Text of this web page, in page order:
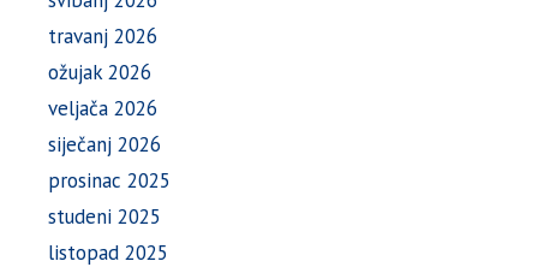
travanj 2026
ožujak 2026
veljača 2026
siječanj 2026
prosinac 2025
studeni 2025
listopad 2025